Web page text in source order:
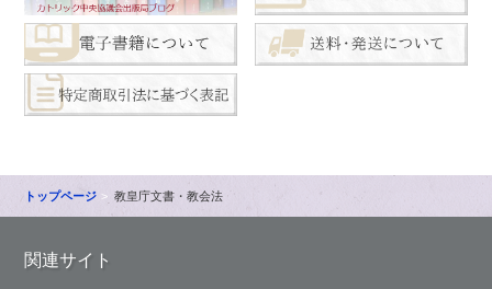
トップページ 教皇庁文書・教会法
関連サイト